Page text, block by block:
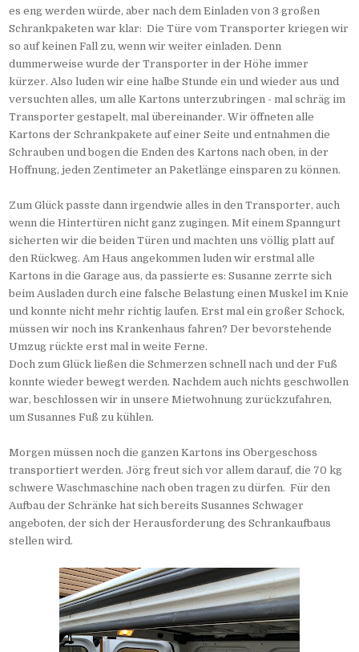
es eng werden würde, aber nach dem Einladen von 3 großen
Schrankpaketen war klar: Die Türe vom Transporter kriegen wir
so auf keinen Fall zu, wenn wir weiter einladen. Denn
dummerweise wurde der Transporter in der Höhe immer
kürzer. Also luden wir eine halbe Stunde ein und wieder aus und
versuchten alles, um alle Kartons unterzubringen - mal schräg im
Transporter gestapelt, mal übereinander. Wir öffneten alle
Kartons der Schrankpakete auf einer Seite und entnahmen die
Schrauben und bogen die Enden des Kartons nach oben, in der
Hoffnung, jeden Zentimeter an Paketlänge einsparen zu können.
Zum Glück passte dann irgendwie alles in den Transporter, auch
wenn die Hintertüren nicht ganz zugingen. Mit einem Spanngurt
sicherten wir die beiden Türen und machten uns völlig platt auf
den Rückweg. Am Haus angekommen luden wir erstmal alle
Kartons in die Garage aus, da passierte es: Susanne zerrte sich
beim Ausladen durch eine falsche Belastung einen Muskel im Knie
und konnte nicht mehr richtig laufen. Erst mal ein großer Schock,
müssen wir noch ins Krankenhaus fahren? Der bevorstehende
Umzug rückte erst mal in weite Ferne.
Doch zum Glück ließen die Schmerzen schnell nach und der Fuß
konnte wieder bewegt werden. Nachdem auch nichts geschwollen
war, beschlossen wir in unsere Mietwohnung zurückzufahren,
um Susannes Fuß zu kühlen.
Morgen müssen noch die ganzen Kartons ins Obergeschoss
transportiert werden. Jörg freut sich vor allem darauf, die 70 kg
schwere Waschmaschine nach oben tragen zu dürfen. Für den
Aufbau der Schränke hat sich bereits Susannes Schwager
angeboten, der sich der Herausforderung des Schrankaufbaus
stellen wird.